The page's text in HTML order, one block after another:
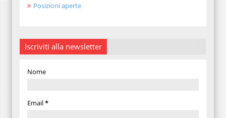
Posizioni aperte
Iscriviti alla newsletter
Nome
Email*